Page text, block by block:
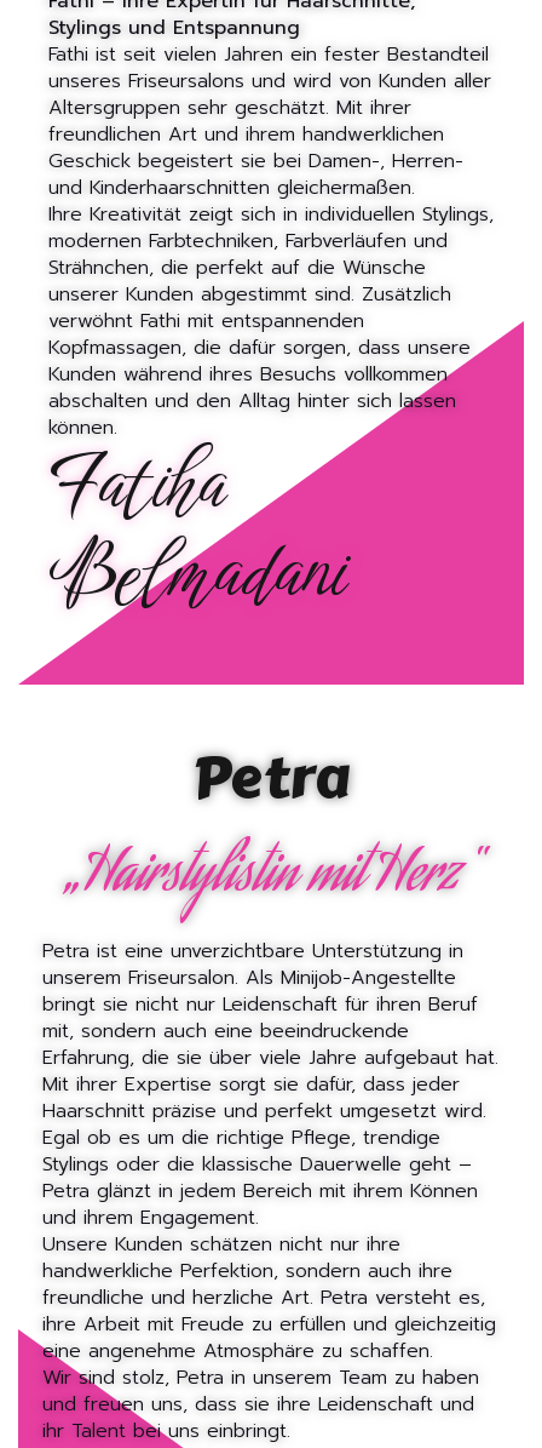
Stylings und Entspannung
Fathi ist seit vielen Jahren ein fester Bestandteil
unseres Friseursalons und wird von Kunden aller
Altersgruppen sehr geschätzt. Mit ihrer
freundlichen Art und ihrem handwerklichen
Geschick begeistert sie bei Damen-, Herren-
und Kinderhaarschnitten gleichermaßen.
Ihre Kreativität zeigt sich in individuellen Stylings,
modernen Farbtechniken, Farbverläufen und
Strähnchen, die perfekt auf die Wünsche
unserer Kunden abgestimmt sind. Zusätzlich
verwöhnt Fathi mit entspannenden
Kopfmassagen, die dafür sorgen, dass unsere
Kunden während ihres Besuchs vollkommen
abschalten und den Alltag hinter sich lassen
können.
Fatiha
Belmadani
Petra
„Hairstylistin mit Herz“
Petra ist eine unverzichtbare Unterstützung in
unserem Friseursalon. Als Minijob-Angestellte
bringt sie nicht nur Leidenschaft für ihren Beruf
mit, sondern auch eine beeindruckende
Erfahrung, die sie über viele Jahre aufgebaut hat.
Mit ihrer Expertise sorgt sie dafür, dass jeder
Haarschnitt präzise und perfekt umgesetzt wird.
Egal ob es um die richtige Pflege, trendige
Stylings oder die klassische Dauerwelle geht –
Petra glänzt in jedem Bereich mit ihrem Können
und ihrem Engagement.
Unsere Kunden schätzen nicht nur ihre
handwerkliche Perfektion, sondern auch ihre
freundliche und herzliche Art. Petra versteht es,
ihre Arbeit mit Freude zu erfüllen und gleichzeitig
eine angenehme Atmosphäre zu schaffen.
Wir sind stolz, Petra in unserem Team zu haben
und freuen uns, dass sie ihre Leidenschaft und
ihr Talent bei uns einbringt.